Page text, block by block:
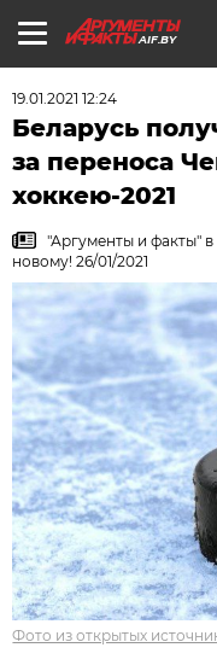
AIF.BY
19.01.2021 12:24
Беларусь
за переноса
хоккею-2021
"Аргументы и факты"
новому! 26/01/2021
Фото из открытых